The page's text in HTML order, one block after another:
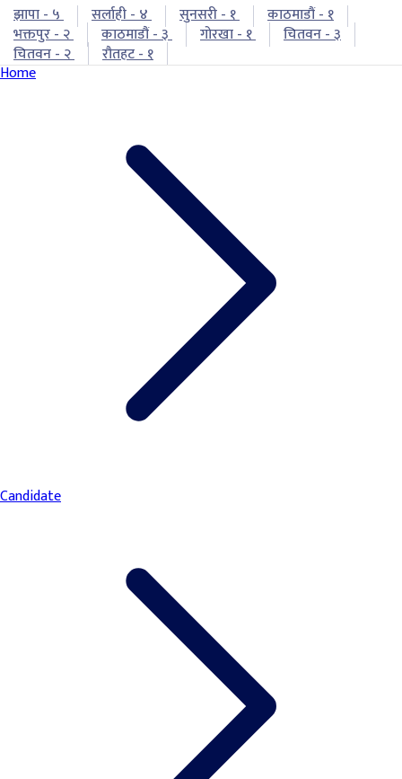
झापा - ५ सर्लाही - ४ सुनसरी - १
काठमाडौं - १
भक्तपुर - २
काठमाडौं - ३ गोरखा - १
चितवन - ३
चितवन - २
रौतहट - १
Home
Candidate